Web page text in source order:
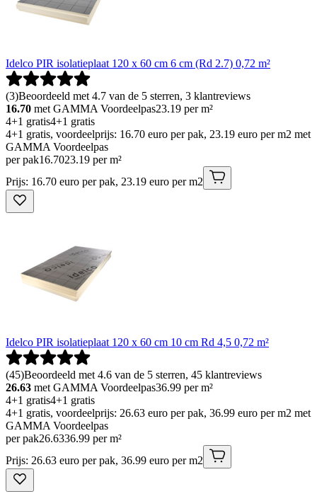
Idelco PIR isolatieplaat 120 x 60 cm 6 cm (Rd 2.7) 0,72 m²
(3)Beoordeeld met 4.7 van de 5 sterren, 3 klantreviews
16.70 met GAMMA Voordeelpas23.19 per m²
4+1 gratis4+1 gratis
4+1 gratis, voordeelprijs: 16.70 euro per pak, 23.19 euro per m2 met
GAMMA Voordeelpas
per pak16.7023.19 per m²
Prijs: 16.70 euro per pak, 23.19 euro per m2
Idelco PIR isolatieplaat 120 x 60 cm 10 cm Rd 4,5 0,72 m²
(45)Beoordeeld met 4.6 van de 5 sterren, 45 klantreviews
26.63 met GAMMA Voordeelpas36.99 per m²
4+1 gratis4+1 gratis
4+1 gratis, voordeelprijs: 26.63 euro per pak, 36.99 euro per m2 met
GAMMA Voordeelpas
per pak26.6336.99 per m²
Prijs: 26.63 euro per pak, 36.99 euro per m2